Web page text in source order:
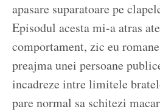
apasare suparatoare pe
Episodul acesta mi-a atras
comportament, zic eu
preajma unei persoane
incadreze intre limitele
pare normal sa schitezi